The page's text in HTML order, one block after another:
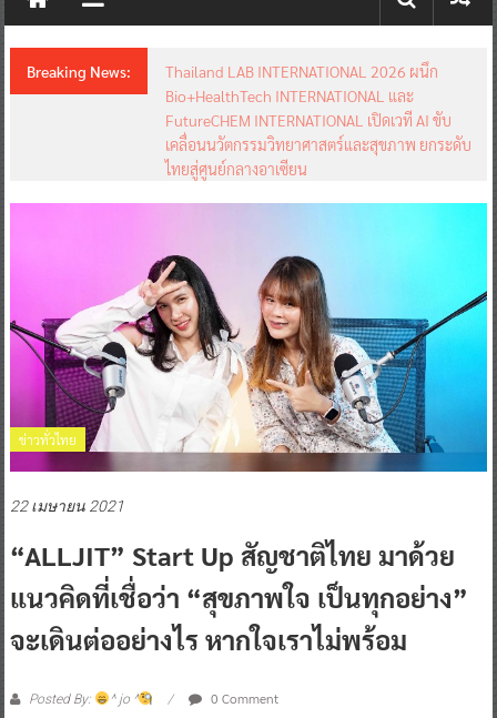
New
Breaking News:
Thailand LAB INTERNATIONAL 2026 ผนึก
Bio+HealthTech INTERNATIONAL และ
FutureCHEM INTERNATIONAL เปิดเวที AI ขับ
เคลื่อนนวัตกรรมวิทยาศาสตร์และสุขภาพ ยกระดับ
ไทยสู่ศูนย์กลางอาเซียน
ข่าวทั่วไทย
22 เมษายน 2021
“ALLJIT” Start Up สัญชาติไทย มาด้วย
แนวคิดที่เชื่อว่า “สุขภาพใจ เป็นทุกอย่าง”
จะเดินต่ออย่างไร หากใจเราไม่พร้อม
Posted By: ^ jo ^ 0 Comment